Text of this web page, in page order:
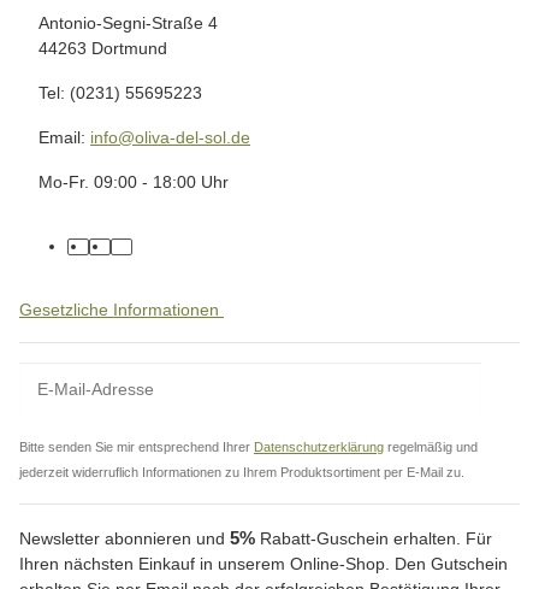
Antonio-Segni-Straße 4
44263 Dortmund
Tel: (0231) 55695223
Email: info@oliva-del-sol.de
Mo-Fr. 09:00 - 18:00 Uhr
Gesetzliche Informationen
Bitte senden Sie mir entsprechend Ihrer Datenschutzerklärung regelmäßig und
jederzeit widerruflich Informationen zu Ihrem Produktsortiment per E-Mail zu.
Newsletter abonnieren und 5% Rabatt-Guschein erhalten. Für
Ihren nächsten Einkauf in unserem Online-Shop. Den Gutschein